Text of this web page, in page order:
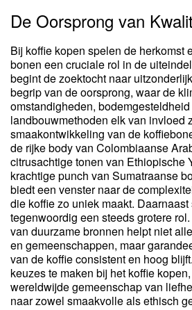
De Oorsprong van
Bij koffie kopen spelen de herkomst
bonen een cruciale rol in de
begint de zoektocht naar
begrip van de oorsprong, waar de
omstandigheden,
landbouwmethoden elk van invloed
smaakontwikkeling van de
de rijke body van Colombiaanse
citrusachtige tonen van Ethiopische
krachtige punch van Sumatraanse
biedt een venster naar de
die koffie zo uniek maakt.
tegenwoordig een steeds grotere
van duurzame bronnen helpt niet
en gemeenschappen, maar
van de koffie consistent en hoog
keuzes te maken bij het koffie
wereldwijde gemeenschap van
naar zowel smaakvolle als ethisch